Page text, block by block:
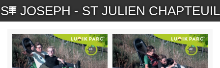
ST JOSEPH - ST JULIEN CHAPTEUIL